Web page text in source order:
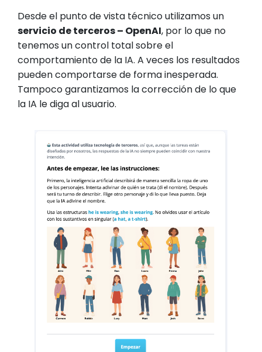
Desde el punto de vista técnico utilizamos un
servicio de terceros – OpenAI, por lo que no
tenemos un control total sobre el
comportamiento de la IA. A veces los resultados
pueden comportarse de forma inesperada.
Tampoco garantizamos la corrección de lo que
la IA le diga al usuario.